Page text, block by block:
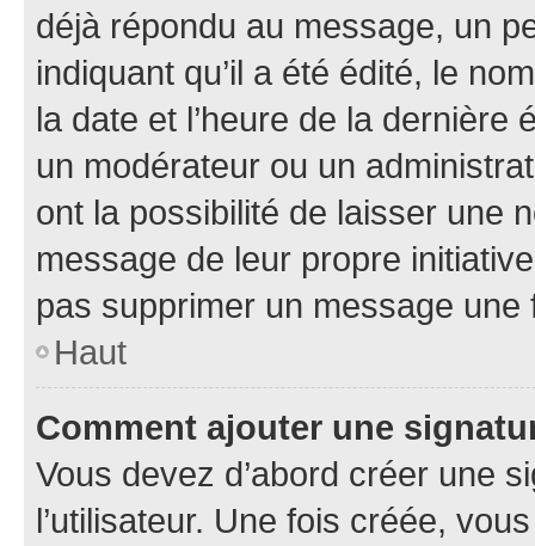
déjà répondu au message, un
indiquant qu’il a été édité, le
la date et l’heure de la dernière
un modérateur ou un
ont la possibilité de laisser une
message de leur propre
pas supprimer un message une
Haut
Comment ajouter une
Vous devez d’abord créer une
l’utilisateur. Une fois créée,